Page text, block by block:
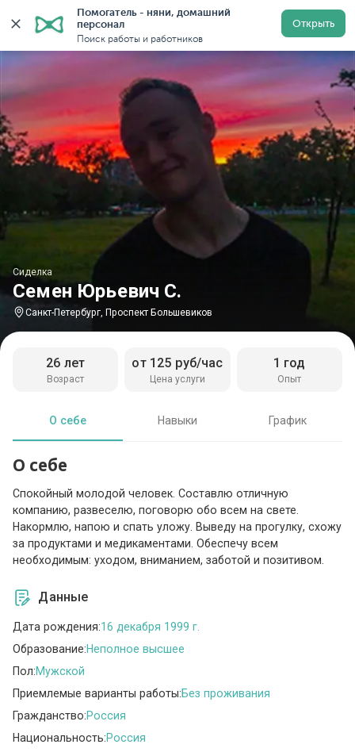
Помогатель - няни, домашний
персонал
Поиск работы и работников
Открыть
Главная Сиделки Сиделки в Санкт-Петербурге
Семен Юрьевич С.
Сиделка
Санкт-Петербург, Проспект Большевиков
Возраст
26 лет
Цена услуги
от 125 руб/час
Опыт
1 год
О себе Навыки График
О себе
Спокойный молодой человек. Составлю отличную
компанию, развеселю, поговорю обо всем на свете.
Накормлю, напою и спать уложу. Выведу на прогулку, схожу
за продуктами и медикаментами. Обеспечу всем
необходимым: уходом, вниманием, заботой и позитивом.
Данные
Дата рождения:16 декабря 1999 г.
Образование:Неполное высшее
Пол:Мужской
Приемлемые варианты работы:Без проживания
Гражданство:Россия
Национальность:Россия